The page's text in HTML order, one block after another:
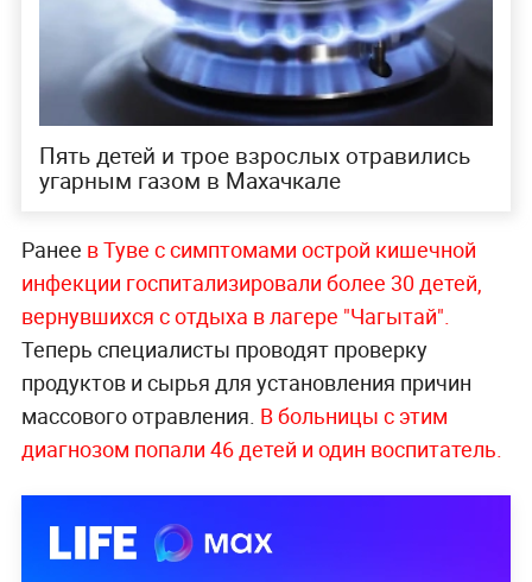
Пять детей и трое взрослых отравились
угарным газом в Махачкале
Ранее в Туве с симптомами острой кишечной
инфекции госпитализировали более 30 детей,
вернувшихся с отдыха в лагере "Чагытай".
Теперь специалисты проводят проверку
продуктов и сырья для установления причин
массового отравления. В больницы с этим
диагнозом попали 46 детей и один воспитатель.